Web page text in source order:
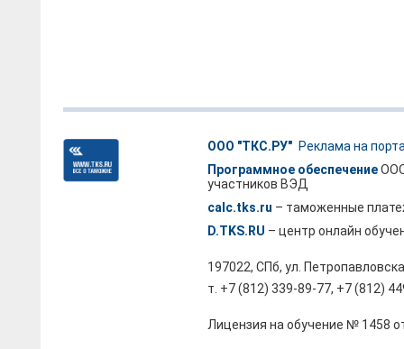
ООО "ТКС.РУ" Реклама на
Программное обеспечениеООО
участников ВЭД
calc.tks.ru – таможенные
D.TKS.RU – центр онлайн
197022, СПб, ул.
т. +7 (812) 339-89-77, +7 (812)
Лицензия на обучение № 1458